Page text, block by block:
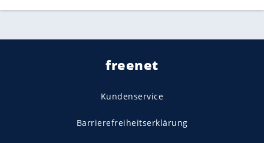
freenet
Kundenservice
Barrierefreiheitserklärung